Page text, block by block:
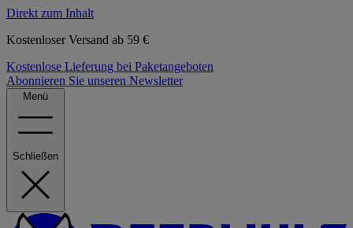
Direkt zum Inhalt
Kostenloser Versand ab 59 €
Kostenlose Lieferung bei Paketangeboten
Abonnieren Sie unseren Newsletter
Menü
Schließen